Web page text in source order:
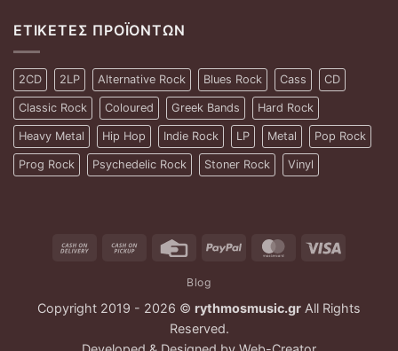
ΕΤΙΚΈΤΕΣ ΠΡΟΪΌΝΤΩΝ
2CD 2LP Alternative Rock Blues Rock Cass CD
Classic Rock Coloured Greek Bands Hard Rock
Heavy Metal Hip Hop Indie Rock LP Metal Pop Rock
Prog Rock Psychedelic Rock Stoner Rock Vinyl
Cash
Cash
Credit
PayPal MasterCard
Blog
Copyright 2019 - 2026 © rythmosmusic.gr All Rights
Reserved.